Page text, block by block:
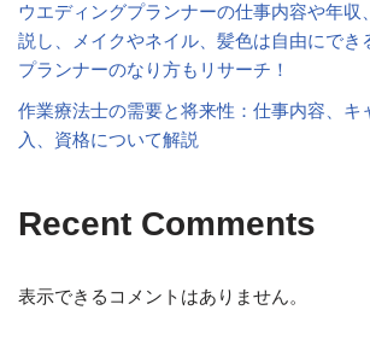
ウエディングプランナーの仕事内容や年収
説し、メイクやネイル、髪色は自由にでき
プランナーのなり方もリサーチ！
作業療法士の需要と将来性：仕事内容、キ
入、資格について解説
Recent Comments
表示できるコメントはありません。